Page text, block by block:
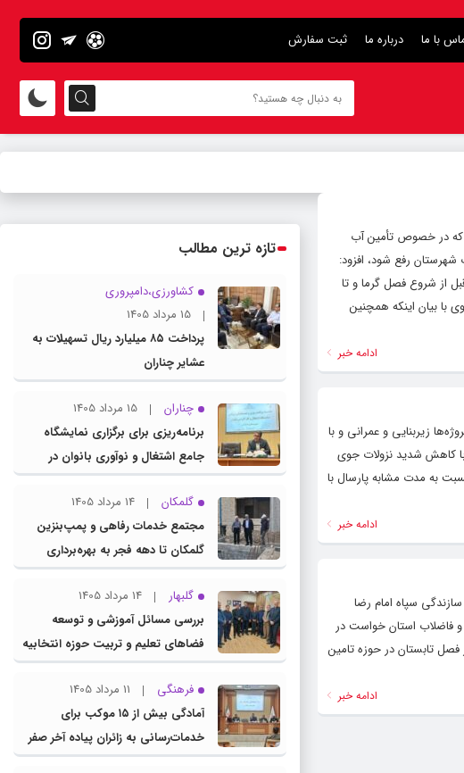
با ما درباره ما ثبت سفارش
که در خصوص تأمین آب
رفع شود، افزود:
از شروع فصل گرما و تا
با بیان اینکه همچنین
ادامه خبر
زیربنایی و عمرانی و با
شهری و روستایی این استان است. وی با بیان اینکه ظرف ۲۳ سال اخیر با کاهش شدید نزولات جوی
به مدت مشابه پارسال با
ادامه خبر
سپاه امام رضا
آب و فاضلاب استان خواست در
تابستان در حوزه تامین
ادامه خبر
تازه ترین مطالب
کشاورزی،دامپروری
15 مرداد 1405
پرداخت ۸۵ میلیارد ریال تسهیلات به
عشایر چناران
چناران
15 مرداد 1405
برنامه‌ریزی برای برگزاری نمایشگاه
جامع اشتغال و نوآوری بانوان در
چناران
گلمکان
14 مرداد 1405
مجتمع خدمات رفاهی و پمپ‌بنزین
گلمکان تا دهه فجر به بهره‌برداری
می‌رسد
گلبهار
14 مرداد 1405
بررسی مسائل آموزشی و توسعه
فضاهای تعلیم و تربیت حوزه انتخابیه
در نشست مشترک عضو کمیسیون
آموزش مجلس با مدیرکل آموزش و
پرورش خراسان رضوی
فرهنگی
11 مرداد 1405
آمادگی بیش از ۱۵ موکب برای
خدمات‌رسانی به زائران پیاده آخر صفر
در شهرستان چناران